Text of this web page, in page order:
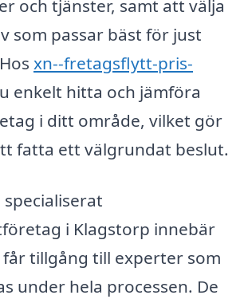
och tjänster, samt att välja
som passar bäst för just
xn--fretagsflytt-pris-
enkelt hitta och jämföra
i ditt område, vilket gör
fatta ett välgrundat beslut.
i Klagstorp innebär
tillgång till experter som
under hela processen. De